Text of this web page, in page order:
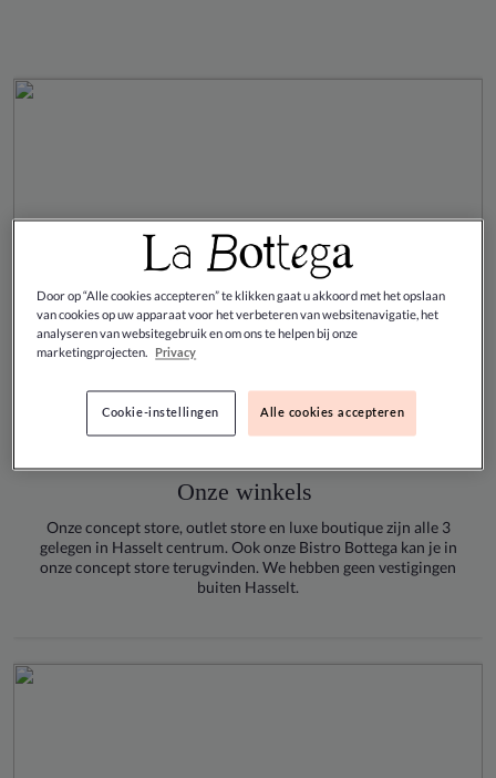
Onze winkels
Onze concept store, outlet storeen luxe boutique zijn alle 3
gelegen in Hasselt centrum. Ook onze Bistro Bottega kan je in
onze concept store terugvinden. We hebben geen vestigingen
buiten Hasselt.
Door op “Alle cookies accepteren” te klikken gaat u akkoord met het opslaan
van cookies op uw apparaat voor het verbeteren van websitenavigatie, het
analyseren van websitegebruik en om ons te helpen bij onze
marketingprojecten.
Privacy
Alle cookies accepteren
Cookie-instellingen